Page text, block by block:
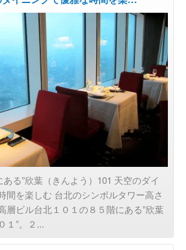
る”欣葉（きんよう）101 天空のダイ
間を楽しむ 台北のシンボルタワー高さ
層ビル台北１０１の８５階にある”欣葉
１”。２...